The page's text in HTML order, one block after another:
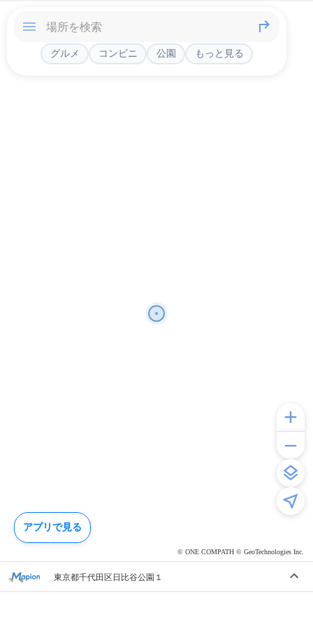
© ONE COMPATH © GeoTechnologies Inc.
グルメ コンビニ 公園 もっと見る
東京都千代田区日比谷公園１
アプリで見る